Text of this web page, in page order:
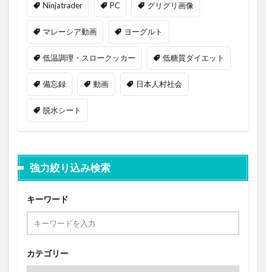
Ninjatrader PC グリグリ画像
マレーシア動画 ヨーグルト
低温調理・スロークッカー 低糖質ダイエット
備忘録 動画 日本人村社会
脱水シート
強力絞り込み検索
キーワード
カテゴリー